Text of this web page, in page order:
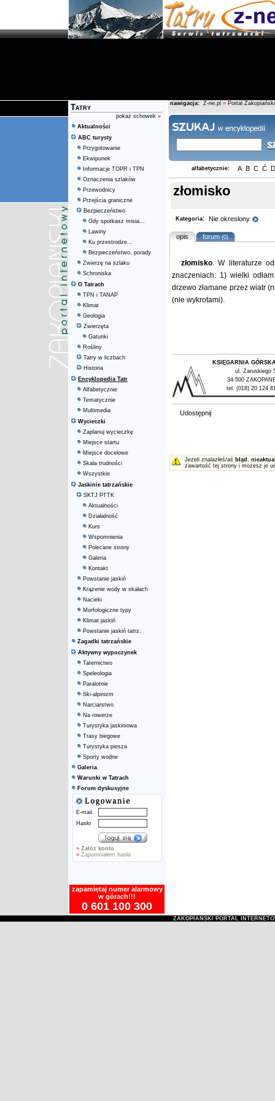
Tatry
pokaż schowek »
Aktualności
ABC turysty
Przygotowanie
Ekwipunek
Informacje TOPR i TPN
Oznaczenia szlaków
Przewodnicy
Przejścia graniczne
Bezpieczeństwo
Gdy spotkasz misia...
Lawiny
Ku przestrodze...
Bezpieczeństwo, porady
Zwierzę na szlaku
Schroniska
O Tatrach
TPN i TANAP
Klimat
Geologia
Zwierzęta
Gatunki
Rośliny
Tatry w liczbach
Historia
Encyklopedia Tatr
Alfabetycznie
Tematycznie
Multimedia
Wycieczki
Zaplanuj wycieczkę
Miejsce startu
Miejsce docelowe
Skala trudności
Wszystkie
Jaskinie tatrzańskie
SKTJ PTTK
Aktualności
Działalność
Kurs
Wspomnienia
Polecane strony
Galeria
Kontakt
Powstanie jaskiń
Krążenie wody w skałach
Nacieki
Morfologiczne typy
Klimat jaskiń
Powstanie jaskiń tatrz.
Zagadki tatrzańskie
Aktywny wypoczynek
Taternictwo
Speleologia
Paralotnie
Ski-alpinizm
Narciarstwo
Na rowerze
Turystyka jaskiniowa
Trasy biegowe
Turystyka piesza
Sporty wodne
Galeria
Warunki w Tatrach
Forum dyskusyjne
E-mail
Hasło
» Załóż konto
»Zapomniałem hasła
zapamiętaj numer alarmowy
w górach!!!
0 601 100 300
nawigacja: Z-ne.pl » Portal Zakopiański
alfabetycznie: A B C Ć D
złomisko
Kategoria: Nie okreslony
opis forum(0)
złomisko. W literaturze
znaczeniach: 1) wielki
drzewo złamane przez wiatr
(nie wykrotami).
KSIĘGARNIA
ul. Zaruskiego
34-500
tel. (018) 20 124
Udostępnij
Jeżeli znalazłeś/aś błąd ,
zawartość tej strony i możesz je
ZAKOPIAŃSKI PORTAL